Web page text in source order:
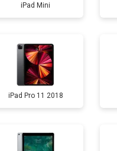
iPad Mini
iPad Pro 11 2018